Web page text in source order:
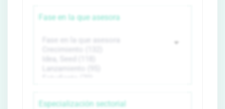
Fase en la que asesora
Especialización sectorial